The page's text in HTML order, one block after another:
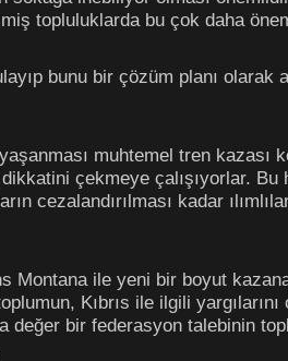
topluluklarda bu çok daha
bunu bir çözüm planı olarak
muhtemel tren kazası
çekmeye çalışıyorlar.
cezalandırılması kadar
Montana ile yeni bir boyut
Kıbrıs ile ilgili
bir federasyon talebinin